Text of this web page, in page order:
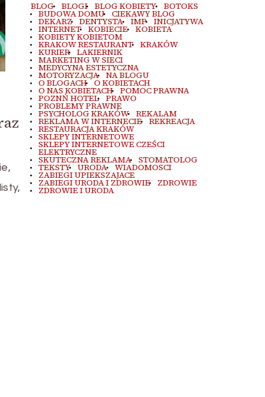
BLOG BLOGI BLOG KOBIETY BOTOKS
BUDOWA DOMU CIEKAWY BLOG
DEKARZ DENTYSTA IMP INICJATYWA
INTERNET KOBIECIE KOBIETA
KOBIETY KOBIETOM
KRAKOW RESTAURANT KRAKÓW
KURIER LAKIERNIK
MARKETING W SIECI
MEDYCYNA ESTETYCZNA
MOTORYZACJA NA BLOGU
O BLOGACH O KOBIETACH
O NAS KOBIETACH POMOC PRAWNA
POZNŃ HOTEL PRAWO
PROBLEMY PRAWNE
PSYCHOLOG KRAKÓW REKALAM
REKLAMA W INTERNECIE REKREACJA
RESTAURACJA KRAKÓW
SKLEPY INTERNETOWE
SKLEPY INTERNETOWE CZEŚCI
ELEKTRYCZNE
SKUTECZNA REKLAMA STOMATOLOG
TEKSTY URODA WIADOMOSCI
ZABIEGI UPIEKSZAJACE
ZABIEGI URODA I ZDROWIE ZDROWIE
ZDROWIE I URODA